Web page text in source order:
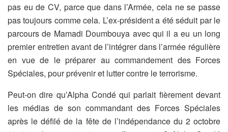
pas eu de CV, parce que dans l’Armée, cela ne se passe
pas toujours comme cela. L’ex-président a été séduit par le
parcours de Mamadi Doumbouya avec qui il a eu un long
premier entretien avant de l’intégrer dans l’armée régulière
en vue de le préparer au commandement des Forces
Spéciales, pour prévenir et lutter contre le terrorisme.
Peut-on dire qu’Alpha Condé qui parlait fièrement devant
les médias de son commandant des Forces Spéciales
après le défilé de la fête de l’indépendance du 2 octobre